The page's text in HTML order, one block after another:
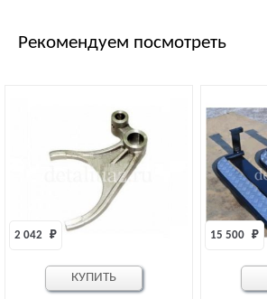
Рекомендуем посмотреть
2 042 ₽
КУПИТЬ
15 500 ₽